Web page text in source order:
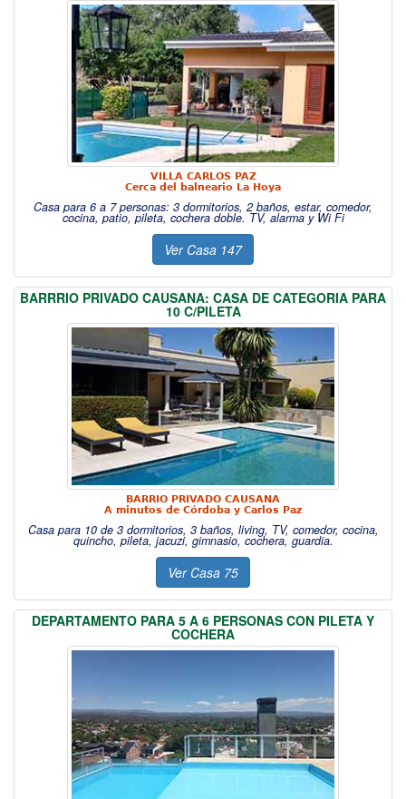
VILLA CARLOS PAZ
Cerca del balneario La Hoya
Casa para 6 a 7 personas: 3 dormitorios, 2 baños, estar, comedor,
cocina, patio, pileta, cochera doble. TV, alarma y Wi Fi
Ver Casa 147
BARRRIO PRIVADO CAUSANA: CASA DE CATEGORIA PARA
10 C/PILETA
BARRIO PRIVADO CAUSANA
A minutos de Córdoba y Carlos Paz
Casa para 10 de 3 dormitorios, 3 baños, living, TV, comedor, cocina,
quincho, pileta, jacuzi, gimnasio, cochera, guardia.
Ver Casa 75
DEPARTAMENTO PARA 5 A 6 PERSONAS CON PILETA Y
COCHERA